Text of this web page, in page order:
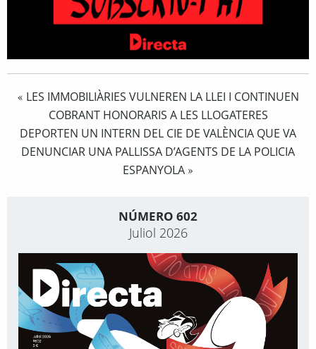
« LES IMMOBILIÀRIES VULNEREN LA LLEI I CONTINUEN
COBRANT HONORARIS A LES LLOGATERES
DEPORTEN UN INTERN DEL CIE DE VALÈNCIA QUE VA
DENUNCIAR UNA PALLISSA D’AGENTS DE LA POLICIA
ESPANYOLA »
NÚMERO 602
Juliol 2026